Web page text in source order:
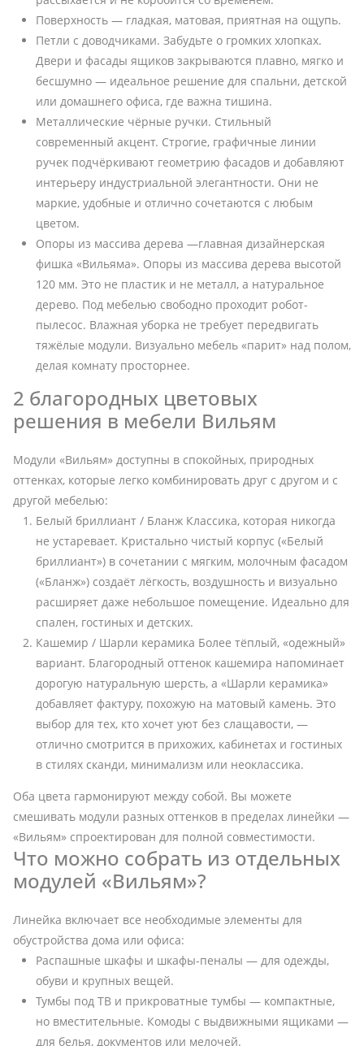
Поверхность — гладкая, матовая, приятная на ощупь.
Петли с доводчиками. Забудьте о громких хлопках.
Двери и фасады ящиков закрываются плавно, мягко и
бесшумно — идеальное решение для спальни, детской
или домашнего офиса, где важна тишина.
Металлические чёрные ручки. Стильный
современный акцент. Строгие, графичные линии
ручек подчёркивают геометрию фасадов и добавляют
интерьеру индустриальной элегантности. Они не
маркие, удобные и отлично сочетаются с любым
цветом.
Опоры из массива дерева —главная дизайнерская
фишка «Вильяма». Опоры из массива дерева высотой
120 мм. Это не пластик и не металл, а натуральное
дерево. Под мебелью свободно проходит робот-
пылесос. Влажная уборка не требует передвигать
тяжёлые модули. Визуально мебель «парит» над полом,
делая комнату просторнее.
2 благородных цветовых
решения в мебели Вильям
Модули «Вильям» доступны в спокойных, природных
оттенках, которые легко комбинировать друг с другом и с
другой мебелью:
Белый бриллиант / Бланж Классика, которая никогда
не устаревает. Кристально чистый корпус («Белый
бриллиант») в сочетании с мягким, молочным фасадом
(«Бланж») создаёт лёгкость, воздушность и визуально
расширяет даже небольшое помещение. Идеально для
спален, гостиных и детских.
Кашемир / Шарли керамика Более тёплый, «одежный»
вариант. Благородный оттенок кашемира напоминает
дорогую натуральную шерсть, а «Шарли керамика»
добавляет фактуру, похожую на матовый камень. Это
выбор для тех, кто хочет уют без слащавости, —
отлично смотрится в прихожих, кабинетах и гостиных
в стилях сканди, минимализм или неоклассика.
Оба цвета гармонируют между собой. Вы можете
смешивать модули разных оттенков в пределах линейки —
«Вильям» спроектирован для полной совместимости.
Что можно собрать из отдельных
модулей «Вильям»?
Линейка включает все необходимые элементы для
обустройства дома или офиса:
Распашные шкафы и шкафы-пеналы — для одежды,
обуви и крупных вещей.
Тумбы под ТВ и прикроватные тумбы — компактные,
но вместительные. Комоды с выдвижными ящиками —
для белья, документов или мелочей.